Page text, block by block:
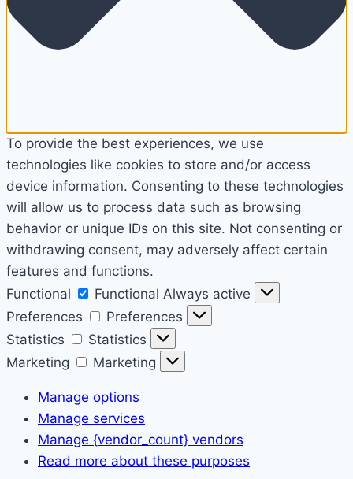
To provide the best experiences, we use
technologies like cookies to store and/or access
device information. Consenting to these technologies
will allow us to process data such as browsing
behavior or unique IDs on this site. Not consenting or
withdrawing consent, may adversely affect certain
features and functions.
Functional
Functional Always active
Preferences
Preferences
Statistics
Statistics
Marketing
Marketing
Manage options
Manage services
Manage {vendor_count} vendors
Read more about these purposes